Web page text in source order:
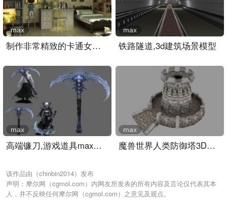
制作非常精致的卡通女孩小..
max
铁路隧道,3d建筑场景模型
max
高端镰刀,游戏道具max模型..
max
魔兽世界人类防御塔3D建筑..
max
该作品由（chinbin2014）发布
声明：摩尔网（cgmol.com）内网友所发表的所有内容及言论仅代表其本
人，并不反映任何摩尔网（cgmol.com）之意见及观点。